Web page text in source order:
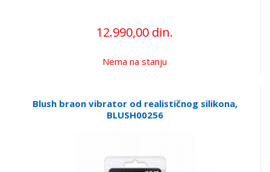
12.990,00 din.
Nema na stanju
Blush braon vibrator od realističnog silikona,
BLUSH00256